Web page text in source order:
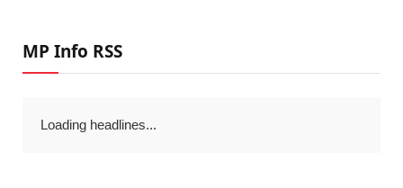
MP Info RSS
Loading headlines...